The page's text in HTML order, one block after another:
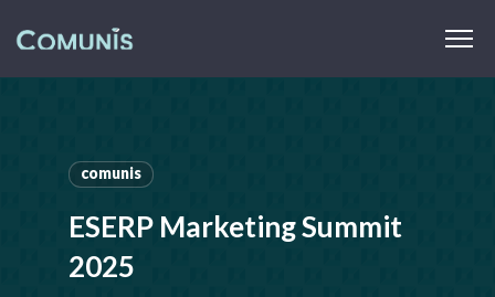
comunis
ESERP Marketing Summit
2025